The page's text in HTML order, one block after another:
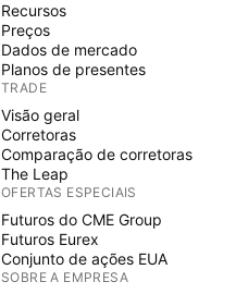
Recursos
Preços
Dados de mercado
Planos de presentes
TRADE
Visão geral
Corretoras
Comparação de corretoras
The Leap
OFERTAS ESPECIAIS
Futuros do CME Group
Futuros Eurex
Conjunto de ações EUA
SOBRE A EMPRESA